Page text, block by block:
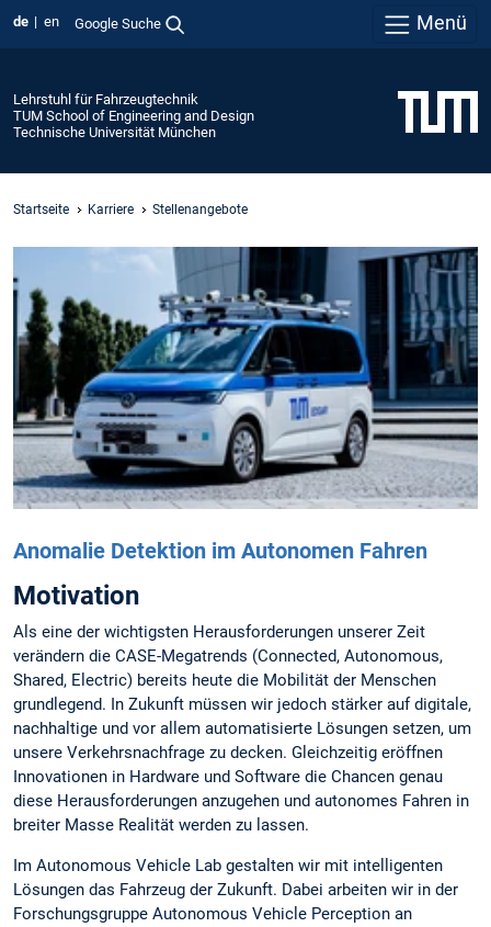
de en Google Suche Menü
Lehrstuhl für Fahrzeugtechnik
TUM School of Engineering and Design
Technische Universität München
Startseite Karriere Stellenangebote
Anomalie Detektion im Autonomen Fahren
Motivation
Als eine der wichtigsten Herausforderungen unserer Zeit
verändern die CASE-Megatrends (Connected, Autonomous,
Shared, Electric) bereits heute die Mobilität der Menschen
grundlegend. In Zukunft müssen wir jedoch stärker auf digitale,
nachhaltige und vor allem automatisierte Lösungen setzen, um
unsere Verkehrsnachfrage zu decken. Gleichzeitig eröffnen
Innovationen in Hardware und Software die Chancen genau
diese Herausforderungen anzugehen und autonomes Fahren in
breiter Masse Realität werden zu lassen.
Im Autonomous Vehicle Lab gestalten wir mit intelligenten
Lösungen das Fahrzeug der Zukunft. Dabei arbeiten wir in der
Forschungsgruppe Autonomous Vehicle Perception an